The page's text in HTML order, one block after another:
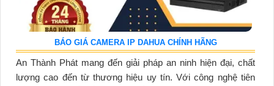
BÁO GIÁ CAMERA IP DAHUA CHÍNH HÃNG
An Thành Phát mang đến giải pháp an ninh hiện đại, chất
lượng cao đến từ thương hiệu uy tín. Với công nghệ tiên